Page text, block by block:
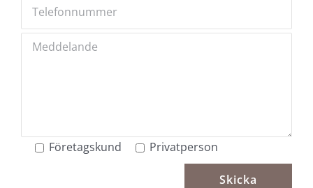
Företagskund Privatperson